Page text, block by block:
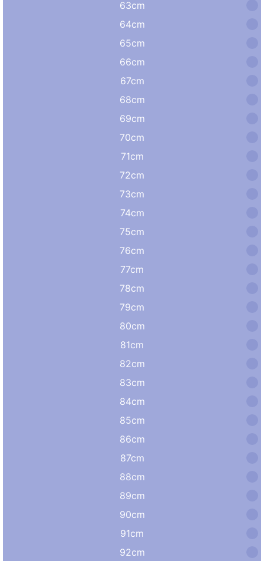
63cm
64cm
65cm
66cm
67cm
68cm
69cm
70cm
71cm
72cm
73cm
74cm
75cm
76cm
77cm
78cm
79cm
80cm
81cm
82cm
83cm
84cm
85cm
86cm
87cm
88cm
89cm
90cm
91cm
92cm